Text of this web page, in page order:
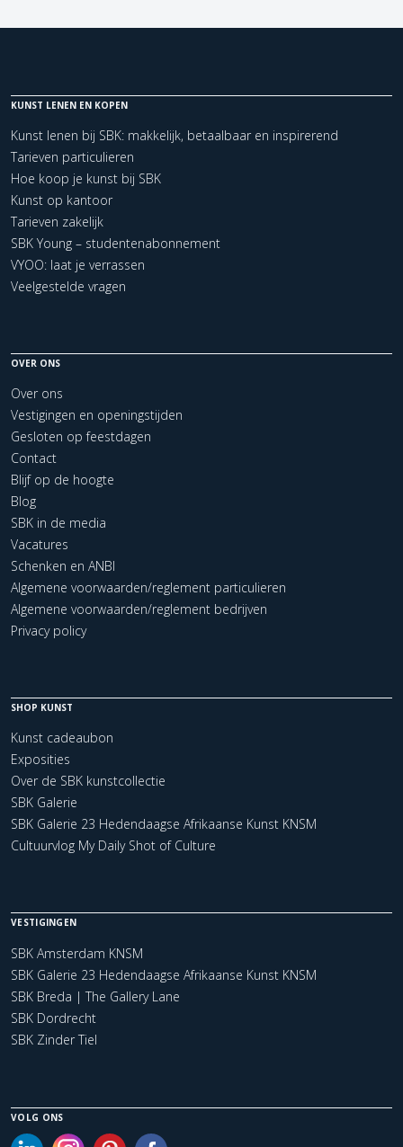
KUNST LENEN EN KOPEN
Kunst lenen bij SBK: makkelijk, betaalbaar en inspirerend
Tarieven particulieren
Hoe koop je kunst bij SBK
Kunst op kantoor
Tarieven zakelijk
SBK Young – studentenabonnement
VYOO: laat je verrassen
Veelgestelde vragen
OVER ONS
Over ons
Vestigingen en openingstijden
Gesloten op feestdagen
Contact
Blijf op de hoogte
Blog
SBK in de media
Vacatures
Schenken en ANBI
Algemene voorwaarden/reglement particulieren
Algemene voorwaarden/reglement bedrijven
Privacy policy
SHOP KUNST
Kunst cadeaubon
Exposities
Over de SBK kunstcollectie
SBK Galerie
SBK Galerie 23 Hedendaagse Afrikaanse Kunst KNSM
Cultuurvlog My Daily Shot of Culture
VESTIGINGEN
SBK Amsterdam KNSM
SBK Galerie 23 Hedendaagse Afrikaanse Kunst KNSM
SBK Breda | The Gallery Lane
SBK Dordrecht
SBK Zinder Tiel
VOLG ONS